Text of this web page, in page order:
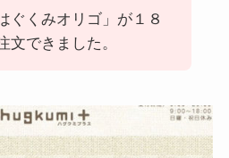
ぐくみオリゴ」が１８
文できました。